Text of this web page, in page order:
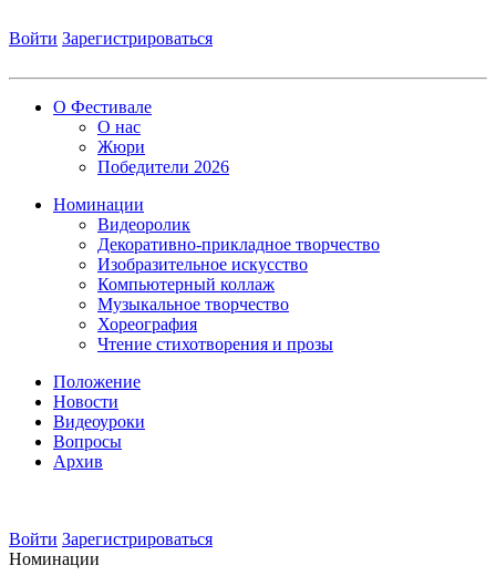
Войти Зарегистрироваться
О Фестивале
О нас
Жюри
Победители 2026
Номинации
Видеоролик
Декоративно-прикладное творчество
Изобразительное искусство
Компьютерный коллаж
Музыкальное творчество
Хореография
Чтение стихотворения и прозы
Положение
Новости
Видеоуроки
Вопросы
Архив
Войти Зарегистрироваться
Номинации